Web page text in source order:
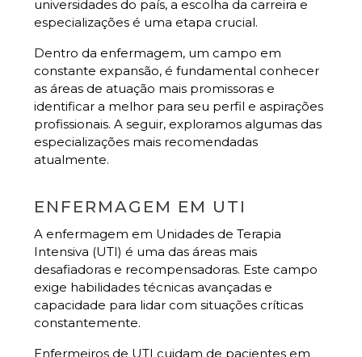
universidades do país, a escolha da carreira e
especializações é uma etapa crucial.
Dentro da enfermagem, um campo em
constante expansão, é fundamental conhecer
as áreas de atuação mais promissoras e
identificar a melhor para seu perfil e aspirações
profissionais. A seguir, exploramos algumas das
especializações mais recomendadas
atualmente.
ENFERMAGEM EM UTI
A enfermagem em Unidades de Terapia
Intensiva (UTI) é uma das áreas mais
desafiadoras e recompensadoras. Este campo
exige habilidades técnicas avançadas e
capacidade para lidar com situações críticas
constantemente.
Enfermeiros de UTI cuidam de pacientes em